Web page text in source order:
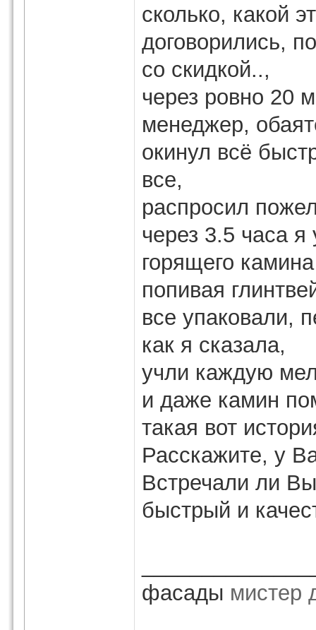
сколько, какой
договорились,
со скидкой..,
через ровно 20
менеджер,
окинул всё
все,
распросил
через 3.5 часа
горящего
попивая
все упаковали,
как я сказала,
учли каждую
и даже камин
такая вот
Расскажите, у
Встречали ли
быстрый и
фасады мистер